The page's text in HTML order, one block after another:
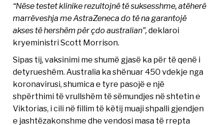
“Nëse testet klinike rezultojnë të suksesshme, atëherë
marrëveshja me AstraZeneca do të na garantojë
akses të hershëm për çdo australian”,deklaroi
kryeministri Scott Morrison.
Sipas tij, vaksinimi me shumë gjasë ka për të qenë i
detyrueshëm. Australia ka shënuar 450 vdekje nga
koronavirusi, shumica e tyre pasojë e një
shpërthimi të vrullshëm të sëmundjes në shtetin e
Viktorias, i cili në fillim të këtij muaji shpalli gjendjen
e jashtëzakonshme dhe vendosi masa të rrepta